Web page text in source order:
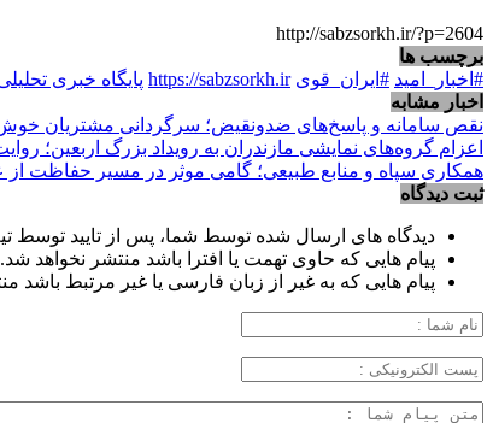
http://sabzsorkh.ir/?p=2604
برچسب ها
#اخبار_امید #ایران_قوی https://sabzsorkh.ir پایگاه خبری
اخبار مشابه
نقص سامانه و پاسخ‌های ضدونقیض؛ سرگردانی مشتریان
اعزام گروه‌های نمایشی مازندران به رویداد بزرگ اربعین؛
همکاری سپاه و منابع طبیعی؛ گامی موثر در مسیر حفاظت
ثبت دیدگاه
دیدگاه های ارسال شده توسط شما، پس از تایید توسط
پیام هایی که حاوی تهمت یا افترا باشد منتشر نخواهد شد.
پیام هایی که به غیر از زبان فارسی یا غیر مرتبط باشد